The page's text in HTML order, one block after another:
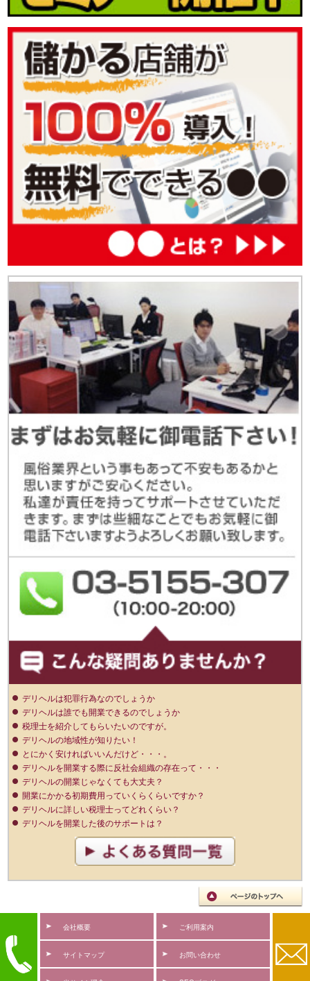
デリヘルは犯罪行為なのでしょうか
デリヘルは誰でも開業できるのでしょうか
税理士を紹介してもらいたいのですが。
デリヘルの地域性が知りたい！
とにかく安ければいいんだけど・・・。
デリヘルを開業する際に反社会組織の存在って・・・
デリヘルの開業じゃなくても大丈夫？
開業にかかる初期費用っていくらくらいですか？
デリヘルに詳しい税理士ってどれくらい？
デリヘルを開業した後のサポートは？
会社概要 ご利用案内
サイトマップ お問い合わせ